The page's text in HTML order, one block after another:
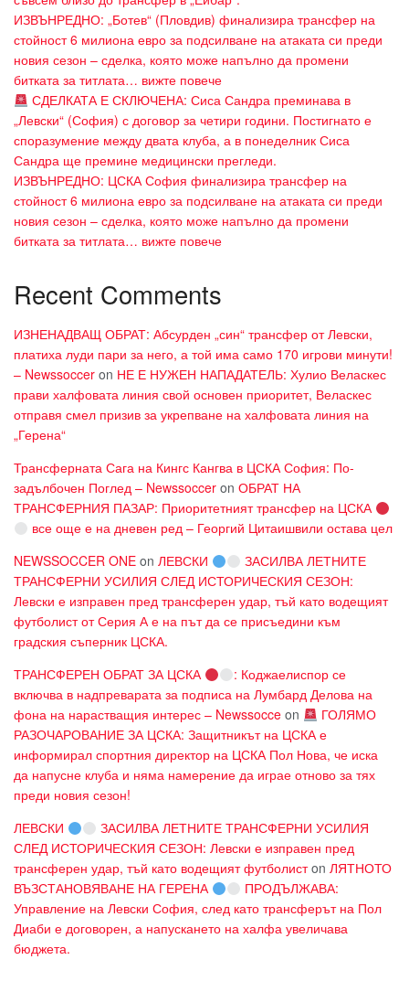
ИЗВЪНРЕДНО: „Ботев“ (Пловдив) финализира трансфер на
стойност 6 милиона евро за подсилване на атаката си преди
новия сезон – сделка, която може напълно да промени
битката за титлата… вижте повече
СДЕЛКАТА Е СКЛЮЧЕНА: Сиса Сандра преминава в
„Левски“ (София) с договор за четири години. Постигнато е
споразумение между двата клуба, а в понеделник Сиса
Сандра ще премине медицински прегледи.
ИЗВЪНРЕДНО: ЦСКА София финализира трансфер на
стойност 6 милиона евро за подсилване на атаката си преди
новия сезон – сделка, която може напълно да промени
битката за титлата… вижте повече
Recent Comments
ИЗНЕНАДВАЩ ОБРАТ: Абсурден „син“ трансфер от Левски,
платиха луди пари за него, а той има само 170 игрови минути!
– Newssoccer on НЕ Е НУЖЕН НАПАДАТЕЛЬ: Хулио Веласкес
прави халфовата линия свой основен приоритет, Веласкес
отправя смел призив за укрепване на халфовата линия на
„Герена“
Трансферната Сага на Кингс Кангва в ЦСКА София: По-
задълбочен Поглед – Newssoccer on ОБРАТ НА
ТРАНСФЕРНИЯ ПАЗАР: Приоритетният трансфер на ЦСКА
все още е на дневен ред – Георгий Цитаишвили остава цел
NEWSSOCCER ONE on ЛЕВСКИ
ЗАСИЛВА ЛЕТНИТЕ
ТРАНСФЕРНИ УСИЛИЯ СЛЕД ИСТОРИЧЕСКИЯ СЕЗОН:
Левски е изправен пред трансферен удар, тъй като водещият
футболист от Серия А е на път да се присъедини към
градския съперник ЦСКА.
ТРАНСФЕРЕН ОБРАТ ЗА ЦСКА
: Коджаелиспор се
включва в надпреварата за подписа на Лумбард Делова на
фона на нарастващия интерес – Newssocce on
ГОЛЯМО
РАЗОЧАРОВАНИЕ ЗА ЦСКА: Защитникът на ЦСКА е
информирал спортния директор на ЦСКА Пол Нова, че иска
да напусне клуба и няма намерение да играе отново за тях
преди новия сезон!
ЛЕВСКИ
ЗАСИЛВА ЛЕТНИТЕ ТРАНСФЕРНИ УСИЛИЯ
СЛЕД ИСТОРИЧЕСКИЯ СЕЗОН: Левски е изправен пред
трансферен удар, тъй като водещият футболистon ЛЯТНОТО
ВЪЗСТАНОВЯВАНЕ НА ГЕРЕНА
ПРОДЪЛЖАВА:
Управление на Левски София, след като трансферът на Пол
Диаби е договорен, а напускането на халфа увеличава
бюджета.